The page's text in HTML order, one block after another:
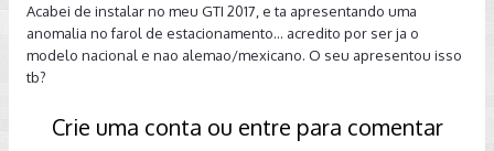
Acabei de instalar no meu GTI 2017, e ta apresentando uma
anomalia no farol de estacionamento... acredito por ser ja o
modelo nacional e nao alemao/mexicano. O seu apresentou isso
tb?
Crie uma conta ou entre para comentar